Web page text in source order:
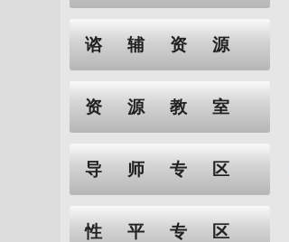
谘辅资源
资源教室
导师专区
性平专区